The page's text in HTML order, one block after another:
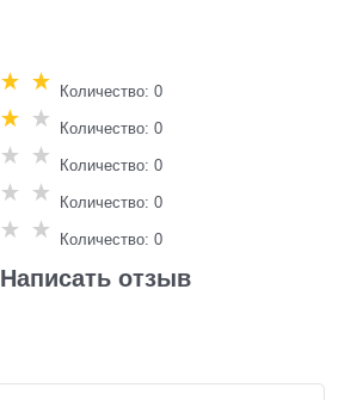
Количество: 0
Количество: 0
Количество: 0
Количество: 0
Количество: 0
Написать отзыв